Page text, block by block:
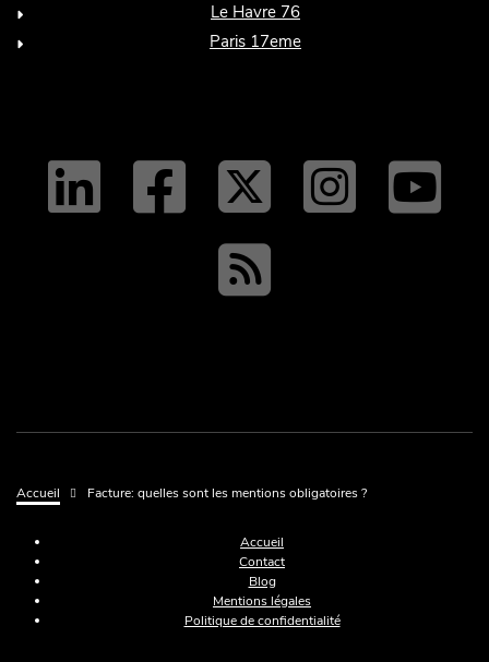
Le Havre 76
Paris 17eme
linkedin
RSS
Accueil Facture: quelles sont les mentions obligatoires ?
Menu Pied de page
Accueil
Contact
Blog
Mentions légales
Politique de confidentialité